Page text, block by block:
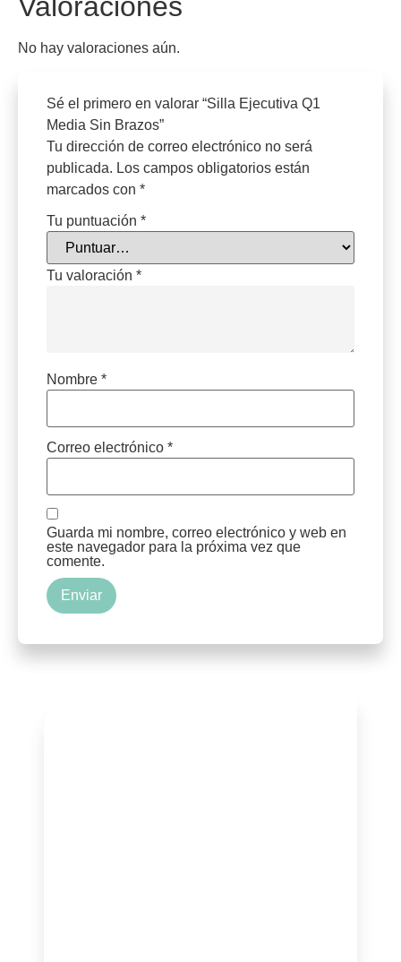
No hay valoraciones aún.
Sé el primero en valorar “Silla Ejecutiva Q1
Media Sin Brazos”
Tu dirección de correo electrónico no será
publicada. Los campos obligatorios están
marcados con *
Tu puntuación *
Tu valoración *
Nombre *
Correo electrónico *
Guarda mi nombre, correo electrónico y web en
este navegador para la próxima vez que
comente.